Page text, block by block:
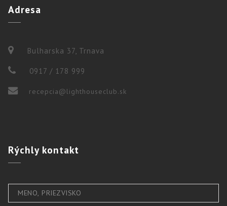
Adresa
Bulharska 37, Trnava
0917 / 178 999
recepcia@lighthouseclub.sk
Rýchlykontakt